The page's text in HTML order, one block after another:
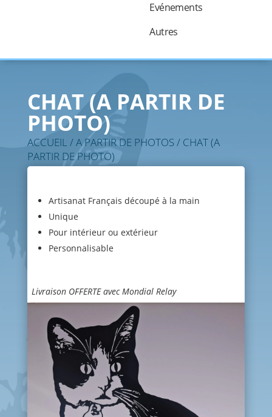
Evénements
Autres
CHAT (A PARTIR DE
PHOTO)
ACCUEIL/A PARTIR DE PHOTOS/ CHAT (A
PARTIR DE PHOTO)
Artisanat Français découpé à la main
Unique
Pour intérieur ou extérieur
Personnalisable
Livraison OFFERTE avec Mondial Relay